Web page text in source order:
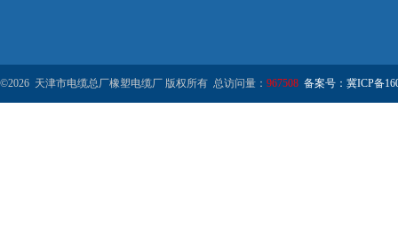
©2026 天津市电缆总厂橡塑电缆厂 版权所有 总访问量： 967508 备案号：冀ICP备